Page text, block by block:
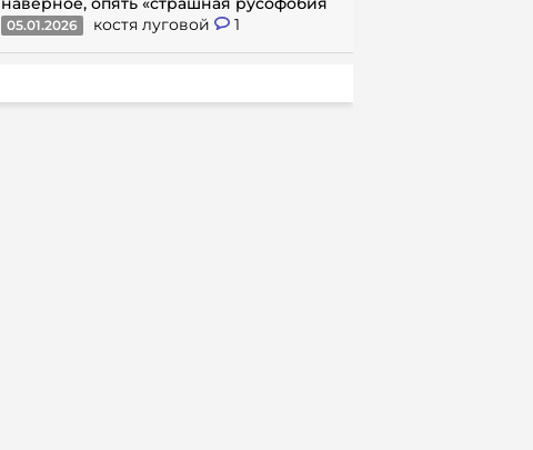
05.01.2026 костя луговой 1